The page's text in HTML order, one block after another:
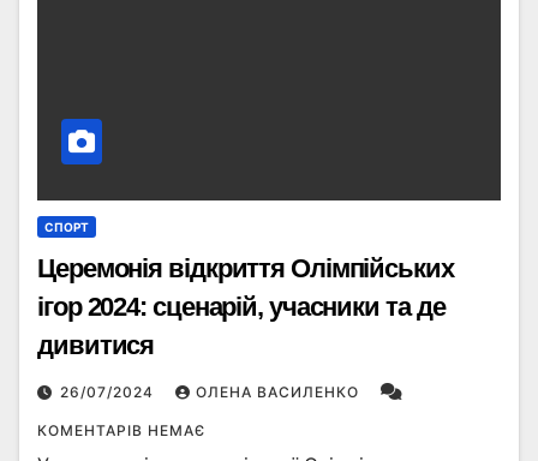
СПОРТ
Церемонія відкриття Олімпійських
ігор 2024: сценарій, учасники та де
дивитися
26/07/2024 ОЛЕНА ВАСИЛЕНКО
КОМЕНТАРІВ НЕМАЄ